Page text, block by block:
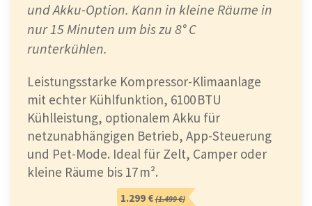
und Akku-Option. Kann in kleine Räume in
nur 15 Minuten um bis zu 8° C
runterkühlen.
Leistungsstarke Kompressor-Klimaanlage
mit echter Kühlfunktion, 6100 BTU
Kühlleistung, optionalem Akku für
netzunabhängigen Betrieb, App-Steuerung
und Pet-Mode. Ideal für Zelt, Camper oder
kleine Räume bis 17 m².
1.299 €(1.499 €)